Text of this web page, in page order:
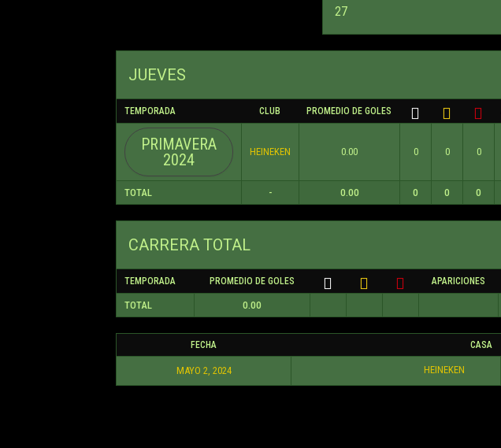
27
JUEVES
TEMPORADA CLUB PROMEDIO DE GOLES
PRIMAVERA
2024
HEINEKEN 0.00 0 0 0
TOTAL - 0.00 0 0 0
CARRERA TOTAL
TEMPORADA PROMEDIO DE GOLES APARICIONES
TOTAL 0.00
FECHA CASA
MAYO 2, 2024 HEINEKEN